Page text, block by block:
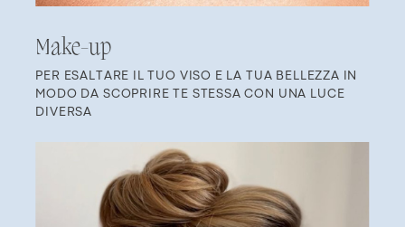
Ma​ke-up
PER ESALTARE IL TUO VISO E LA TUA BELLEZZA IN ​
MODO DA SCOPRIRE TE STESSA CON UNA LUCE ​
DIVERSA